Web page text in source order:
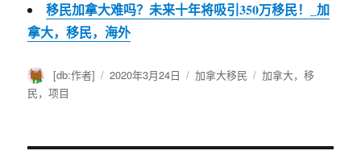
移民加拿大难吗？未来十年将吸引350万移民！_加
拿大，移民，海外
作
者
[db:作者]
发
2020年3月24日
分
加拿大移民
标
加拿大，移
民，项目